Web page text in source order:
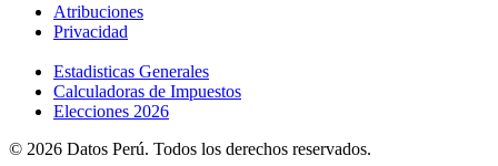
Atribuciones
Privacidad
Estadisticas Generales
Calculadoras de Impuestos
Elecciones 2026
© 2026 Datos Perú. Todos los derechos reservados.